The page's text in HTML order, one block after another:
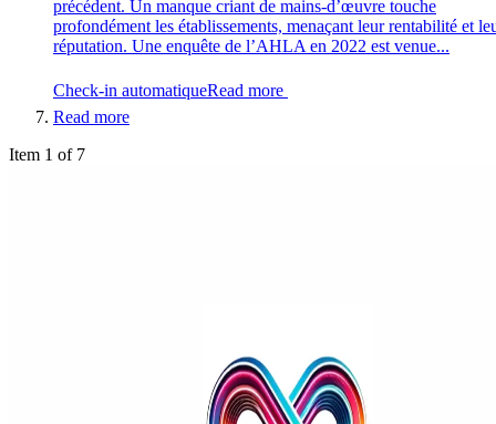
précédent. Un manque criant de mains-d’œuvre touche
profondément les établissements, menaçant leur rentabilité et
réputation. Une enquête de l’AHLA en 2022 est venue...
Check-in automatiqueRead more
Read more
Item 1 of 7